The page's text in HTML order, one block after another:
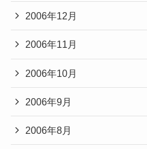
2006年12月
2006年11月
2006年10月
2006年9月
2006年8月